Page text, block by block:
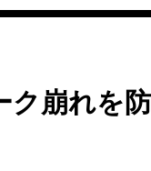
ク崩れを